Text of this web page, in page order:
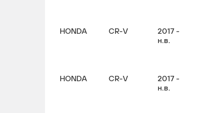
HONDA CR-V
2017 -
н.в.
HONDA CR-V
2017 -
н.в.